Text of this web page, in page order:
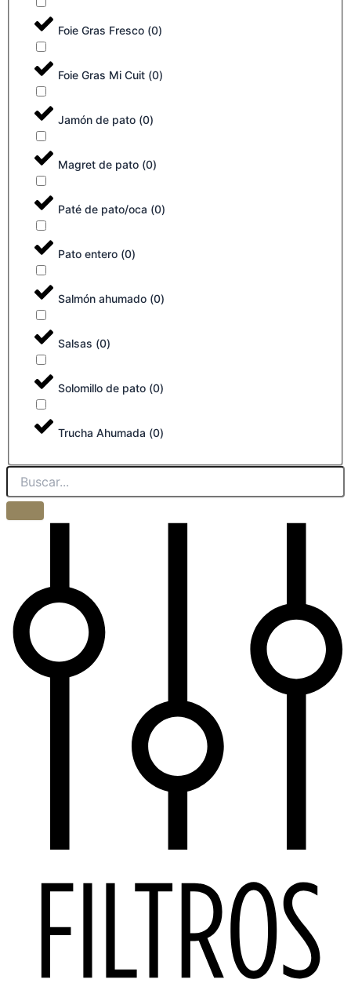
Foie Gras Fresco (0)
Foie Gras Mi Cuit (0)
Jamón de pato (0)
Magret de pato (0)
Paté de pato/oca (0)
Pato entero (0)
Salmón ahumado (0)
Salsas (0)
Solomillo de pato (0)
Trucha Ahumada (0)